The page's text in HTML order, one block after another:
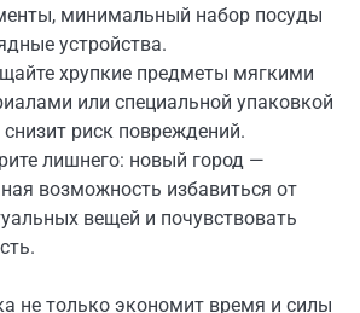
минимальный набор посуды
устройства.
хрупкие предметы мягкими
или специальной упаковкой
риск повреждений.
лишнего: новый город —
возможность избавиться от
вещей и почувствовать
не только экономит время и силы